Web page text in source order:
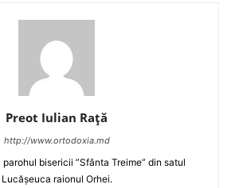
Preot Iulian Raţă
http://www.ortodoxia.md
parohul bisericii ”Sfânta Treime” din satul
Lucășeuca raionul Orhei.